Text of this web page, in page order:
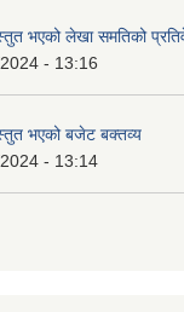
भएको लेखा समतिको
- 13:16
भएको बजेट बक्तव्य
- 13:14